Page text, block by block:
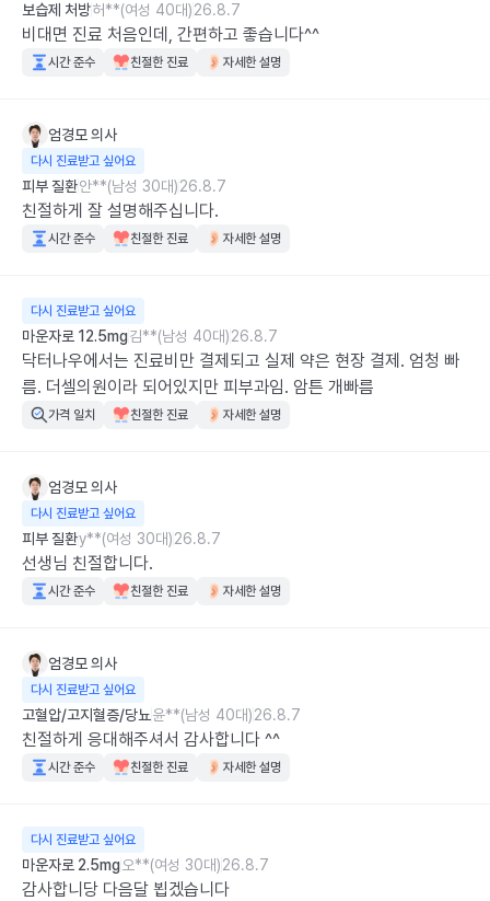
보습제 처방허**(여성 40대)26.8.7
비대면 진료 처음인데, 간편하고 좋습니다^^
시간 준수 친절한 진료 자세한 설명
엄경모 의사
다시 진료받고 싶어요
피부 질환안**(남성 30대)26.8.7
친절하게 잘 설명해주십니다.
시간 준수 친절한 진료 자세한 설명
다시 진료받고 싶어요
마운자로 12.5mg김**(남성 40대)26.8.7
닥터나우에서는 진료비만 결제되고 실제 약은 현장 결제. 엄청 빠
름. 더셀의원이라 되어있지만 피부과임. 암튼 개빠름
가격 일치 친절한 진료 자세한 설명
엄경모 의사
다시 진료받고 싶어요
피부 질환y**(여성 30대)26.8.7
선생님 친절합니다.
시간 준수 친절한 진료 자세한 설명
엄경모 의사
다시 진료받고 싶어요
고혈압/고지혈증/당뇨윤**(남성 40대)26.8.7
친절하게 응대해주셔서 감사합니다 ^^
시간 준수 친절한 진료 자세한 설명
다시 진료받고 싶어요
마운자로 2.5mg오**(여성 30대)26.8.7
감사합니당 다음달 뵙겠습니다